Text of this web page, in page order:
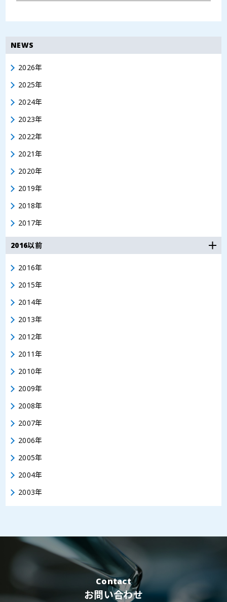
NEWS
2026年
2025年
2024年
2023年
2022年
2021年
2020年
2019年
2018年
2017年
2016以前
2016年
2015年
2014年
2013年
2012年
2011年
2010年
2009年
2008年
2007年
2006年
2005年
2004年
2003年
Contact
お問い合わせ